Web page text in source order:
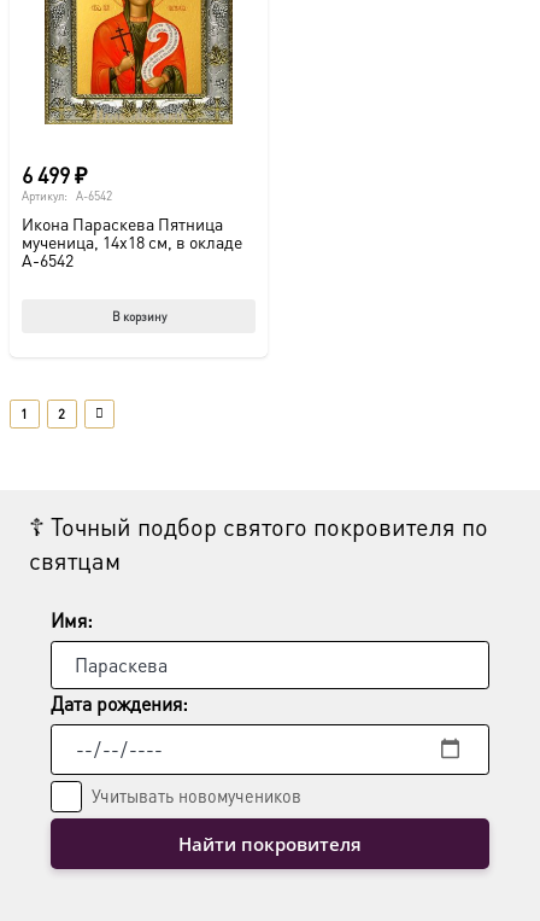
6 499₽
Артикул: A-6542
Икона Параскева Пятница
мученица, 14х18 см, в окладе
A-6542
В корзину
1 2
☦ Точный подбор святого покровителя по
святцам
Имя:
Дата рождения:
Учитывать новомучеников
Найти покровителя